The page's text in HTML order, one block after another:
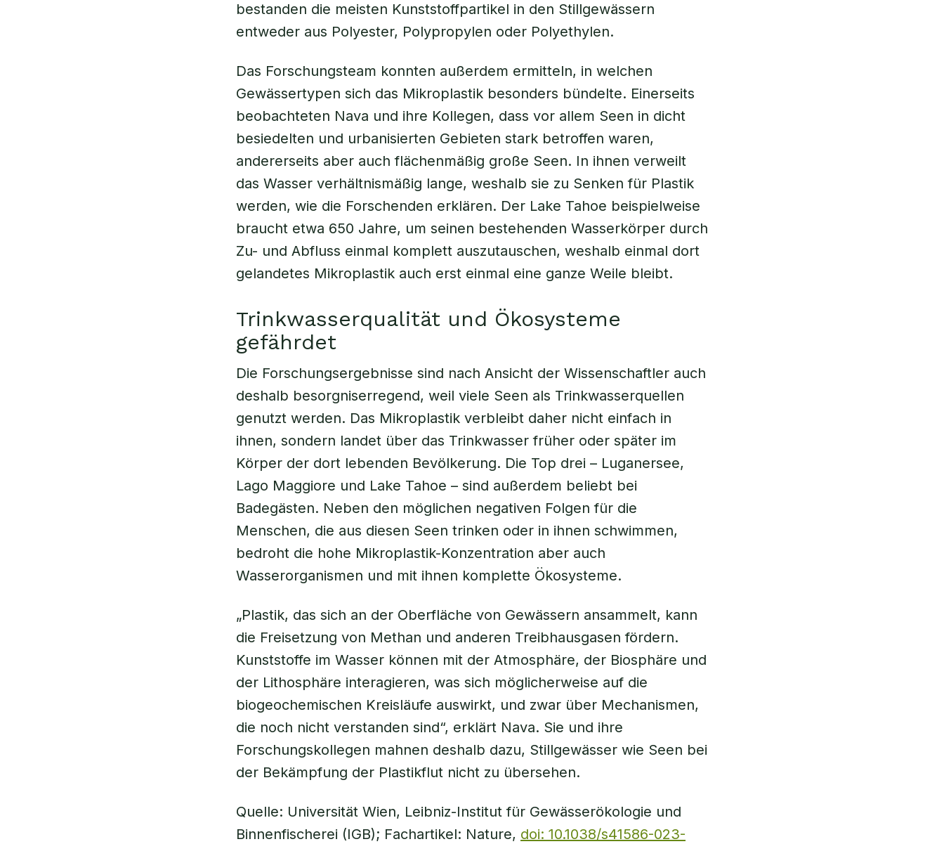
bestanden die meisten Kunststoffpartikel in den Stillgewässern
entweder aus Polyester, Polypropylen oder Polyethylen.
Das Forschungsteam konnten außerdem ermitteln, in welchen
Gewässertypen sich das Mikroplastik besonders bündelte. Einerseits
beobachteten Nava und ihre Kollegen, dass vor allem Seen in dicht
besiedelten und urbanisierten Gebieten stark betroffen waren,
andererseits aber auch flächenmäßig große Seen. In ihnen verweilt
das Wasser verhältnismäßig lange, weshalb sie zu Senken für Plastik
werden, wie die Forschenden erklären. Der Lake Tahoe beispielweise
braucht etwa 650 Jahre, um seinen bestehenden Wasserkörper durch
Zu- und Abfluss einmal komplett auszutauschen, weshalb einmal dort
gelandetes Mikroplastik auch erst einmal eine ganze Weile bleibt.
Trinkwasserqualität und Ökosysteme
gefährdet
Die Forschungsergebnisse sind nach Ansicht der Wissenschaftler auch
deshalb besorgniserregend, weil viele Seen als Trinkwasserquellen
genutzt werden. Das Mikroplastik verbleibt daher nicht einfach in
ihnen, sondern landet über das Trinkwasser früher oder später im
Körper der dort lebenden Bevölkerung. Die Top drei – Luganersee,
Lago Maggiore und Lake Tahoe – sind außerdem beliebt bei
Badegästen. Neben den möglichen negativen Folgen für die
Menschen, die aus diesen Seen trinken oder in ihnen schwimmen,
bedroht die hohe Mikroplastik-Konzentration aber auch
Wasserorganismen und mit ihnen komplette Ökosysteme.
„Plastik, das sich an der Oberfläche von Gewässern ansammelt, kann
die Freisetzung von Methan und anderen Treibhausgasen fördern.
Kunststoffe im Wasser können mit der Atmosphäre, der Biosphäre und
der Lithosphäre interagieren, was sich möglicherweise auf die
biogeochemischen Kreisläufe auswirkt, und zwar über Mechanismen,
die noch nicht verstanden sind“, erklärt Nava. Sie und ihre
Forschungskollegen mahnen deshalb dazu, Stillgewässer wie Seen bei
der Bekämpfung der Plastikflut nicht zu übersehen.
Quelle: Universität Wien, Leibniz-Institut für Gewässerökologie und
Binnenfischerei (IGB); Fachartikel: Nature, doi: 10.1038/s41586-023-